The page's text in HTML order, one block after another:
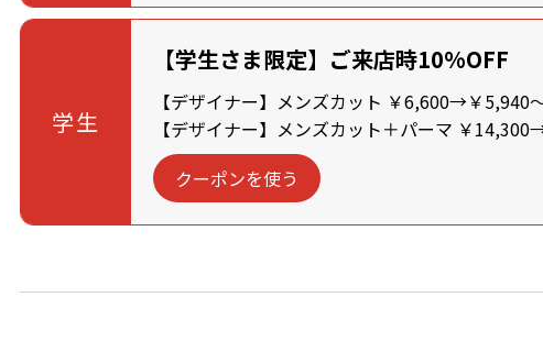
学生
【学生さま限定】ご来店時10%OFF
【デザイナー】メンズカット ￥6,600→￥5,940
【デザイナー】メンズカット＋パーマ ￥
クーポンを使う